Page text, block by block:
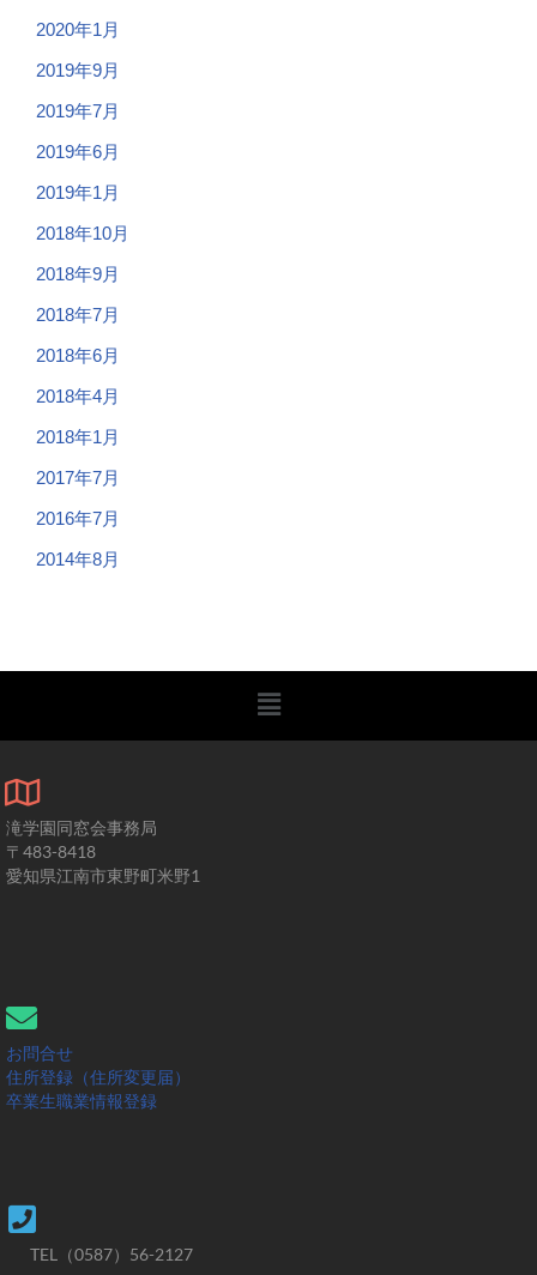
2020年1月
2019年9月
2019年7月
2019年6月
2019年1月
2018年10月
2018年9月
2018年7月
2018年6月
2018年4月
2018年1月
2017年7月
2016年7月
2014年8月
滝学園同窓会事務局
〒483-8418
愛知県江南市東野町米野1
お問合せ
住所登録（住所変更届）
卒業生職業情報登録
TEL（0587）56-2127